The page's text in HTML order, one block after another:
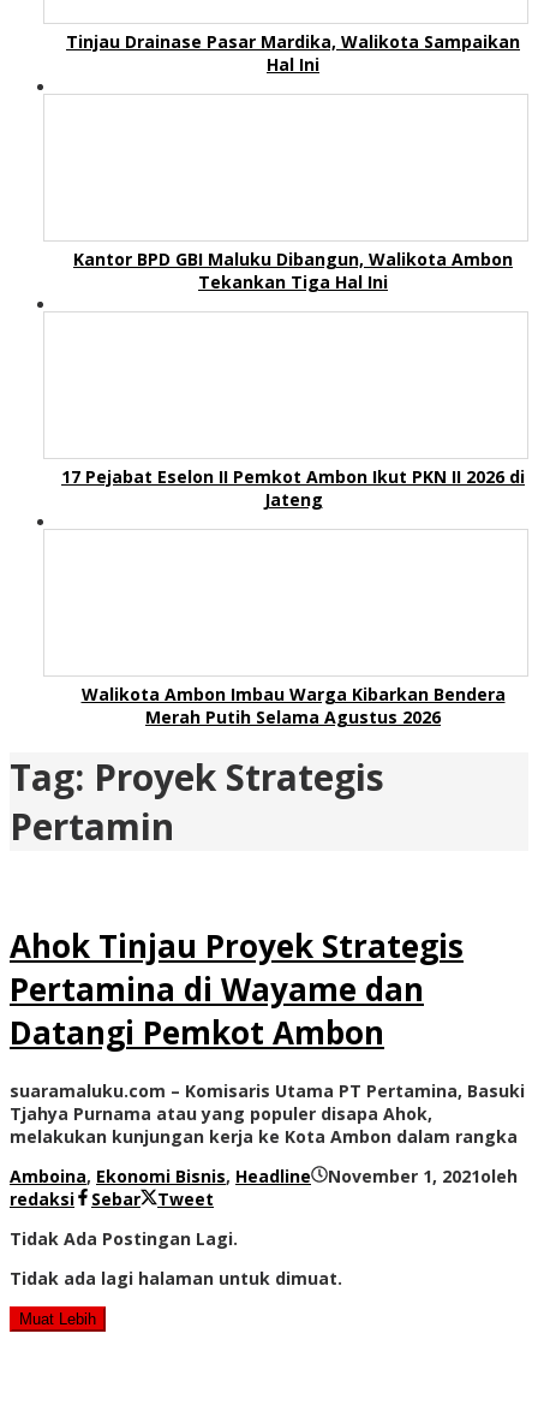
Tinjau Drainase Pasar Mardika, Walikota Sampaikan
Hal Ini
Kantor BPD GBI Maluku Dibangun, Walikota Ambon
Tekankan Tiga Hal Ini
17 Pejabat Eselon II Pemkot Ambon Ikut PKN II 2026 di
Jateng
Walikota Ambon Imbau Warga Kibarkan Bendera
Merah Putih Selama Agustus 2026
Tag: Proyek Strategis
Pertamin
Ahok Tinjau Proyek Strategis
Pertamina di Wayame dan
Datangi Pemkot Ambon
suaramaluku.com – Komisaris Utama PT Pertamina, Basuki
Tjahya Purnama atau yang populer disapa Ahok,
melakukan kunjungan kerja ke Kota Ambon dalam rangka
Amboina, Ekonomi Bisnis, Headline November 1, 2021oleh
redaksi
Sebar
Tweet
Tidak Ada Postingan Lagi.
Tidak ada lagi halaman untuk dimuat.
Muat Lebih